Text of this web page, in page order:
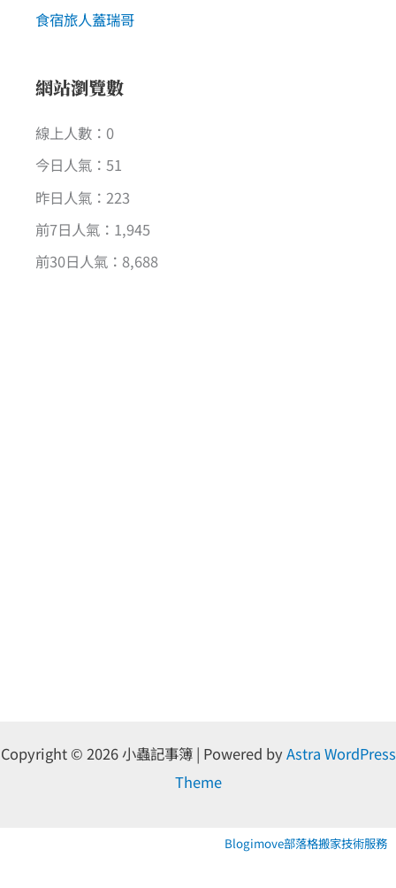
食宿旅人蓋瑞哥
網站瀏覽數
線上人數：0
今日人氣：51
昨日人氣：223
前7日人氣：1,945
前30日人氣：8,688
Copyright © 2026 小蟲記事簿 | Powered byAstra WordPress
Theme
Blogimove部落格搬家技術服務